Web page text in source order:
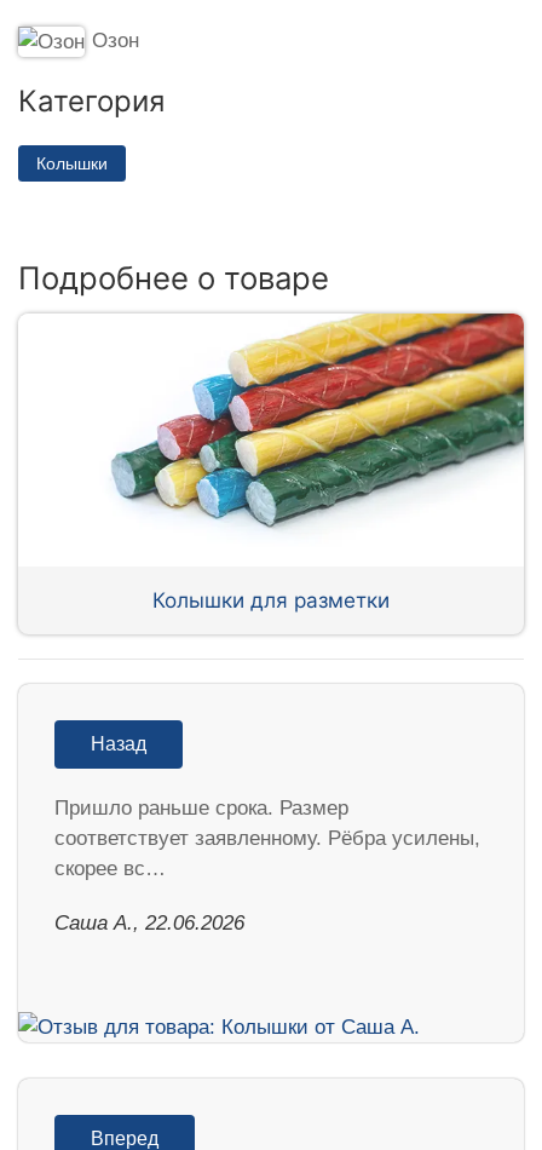
Озон
Категория
Колышки
Подробнее о товаре
Колышки для разметки
Назад
Пришло раньше срока. Размер
соответствует заявленному. Рёбра усилены,
скорее вс…
Саша А., 22.06.2026
Вперед